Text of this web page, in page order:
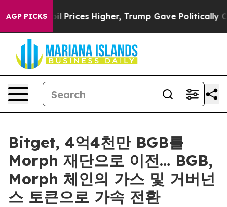
AGP PICKS
oil Prices Higher, Trump Gave Politically
Bitget, 4억4천만 BGB를
Morph 재단으로 이전… BGB,
Morph 체인의 가스 및 거버넌
스 토큰으로 가속 전환